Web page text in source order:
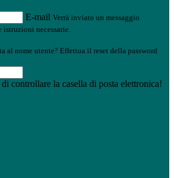
E-mail Verrà inviato un messaggio
necessarie.
al nome utente? Effettua il reset della password
controllare la casella di posta elettronica!